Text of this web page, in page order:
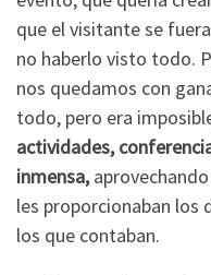
que el visitante se
no haberlo visto todo.
nos quedamos con
todo, pero era
actividades,
inmensa,
les proporcionaban los
los que contaban.